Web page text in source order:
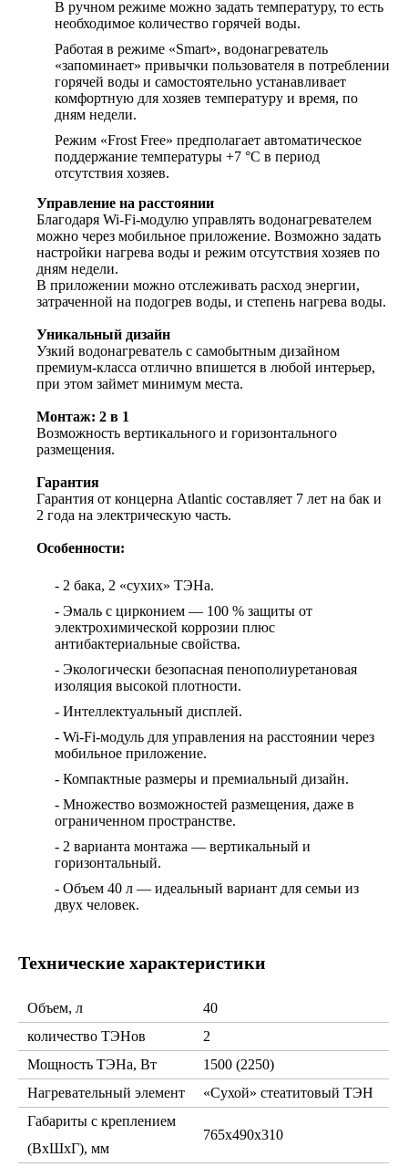
В ручном режиме можно задать температуру, то есть
необходимое количество горячей воды.
Работая в режиме «Smart», водонагреватель
«запоминает» привычки пользователя в потреблении
горячей воды и самостоятельно устанавливает
комфортную для хозяев температуру и время, по
дням недели.
Режим «Frost Free» предполагает автоматическое
поддержание температуры +7 °С в период
отсутствия хозяев.
Управление на расстоянии
Благодаря Wi-Fi-модулю управлять водонагревателем
можно через мобильное приложение. Возможно задать
настройки нагрева воды и режим отсутствия хозяев по
дням недели.
В приложении можно отслеживать расход энергии,
затраченной на подогрев воды, и степень нагрева воды.
Уникальный дизайн
Узкий водонагреватель с самобытным дизайном
премиум-класса отлично впишется в любой интерьер,
при этом займет минимум места.
Монтаж: 2 в 1
Возможность вертикального и горизонтального
размещения.
Гарантия
Гарантия от концерна Atlantic составляет 7 лет на бак и
2 года на электрическую часть.
Особенности:
- 2 бака, 2 «сухих» ТЭНа.
- Эмаль с цирконием — 100 % защиты от
электрохимической коррозии плюс
антибактериальные свойства.
- Экологически безопасная пенополиуретановая
изоляция высокой плотности.
- Интеллектуальный дисплей.
- Wi-Fi-модуль для управления на расстоянии через
мобильное приложение.
- Компактные размеры и премиальный дизайн.
- Множество возможностей размещения, даже в
ограниченном пространстве.
- 2 варианта монтажа — вертикальный и
горизонтальный.
- Объем 40 л — идеальный вариант для семьи из
двух человек.
Технические характеристики
Объем, л
40
количество ТЭНов
2
Мощность ТЭНа, Вт
1500 (2250)
Нагревательный элемент
«Сухой» стеатитовый ТЭН
Габариты с креплением
(ВхШхГ), мм
765х490х310